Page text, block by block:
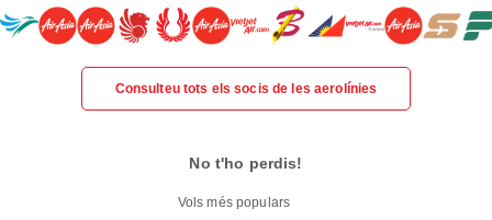
Consulteu tots els socis de les aerolínies
No t'ho perdis!
Vols més populars